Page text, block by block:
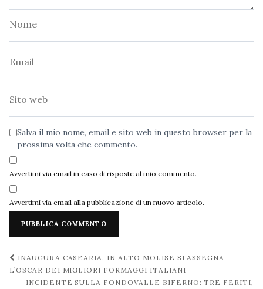
Salva il mio nome, email e sito web in questo browser per la
prossima volta che commento.
Avvertimi via email in caso di risposte al mio commento.
Avvertimi via email alla pubblicazione di un nuovo articolo.
Navigazione
post
INAUGURA CASEARIA, IN ALTO MOLISE SI ASSEGNA
L’OSCAR DEI MIGLIORI FORMAGGI ITALIANI
INCIDENTE SULLA FONDOVALLE BIFERNO: TRE FERITI,